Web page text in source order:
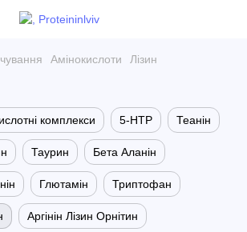
Амінокислоти Лізин
комплекси 5-HTP Теанін
Таурин Бета Аланін
Глютамін Триптофан
Аргінін Лізин Орнітин